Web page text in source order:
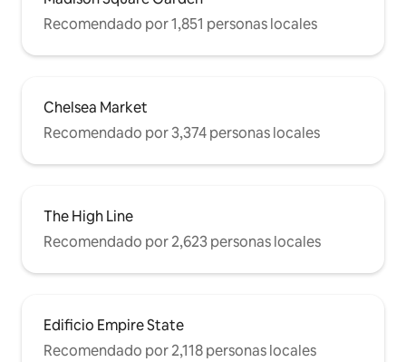
Recomendado por 1,851 personas locales
Chelsea Market
Recomendado por 3,374 personas locales
The High Line
Recomendado por 2,623 personas locales
Edificio Empire State
Recomendado por 2,118 personas locales